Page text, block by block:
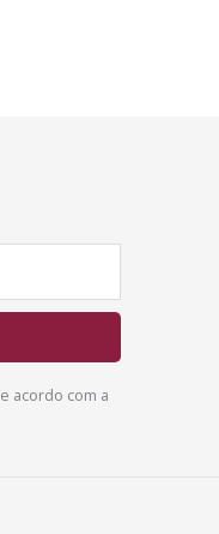
acordo com a